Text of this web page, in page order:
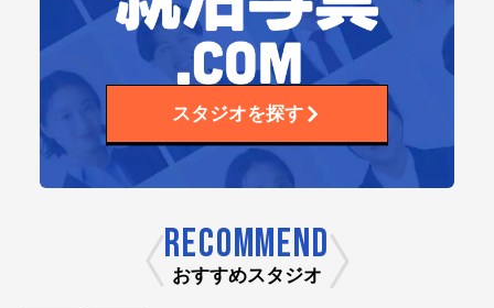
スタジオを探す
RECOMMEND
おすすめスタジオ